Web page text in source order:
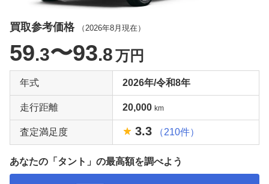
買取参考価格 （ 2026年8月 現在）
59.3〜93.8万円
年式 2026年/令和8年
走行距離 20,000 km
査定満足度 3.3 （210件）
あなたの「タント」の最高額を調べよう